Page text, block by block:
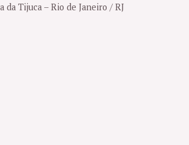
da Tijuca – Rio de Janeiro / RJ